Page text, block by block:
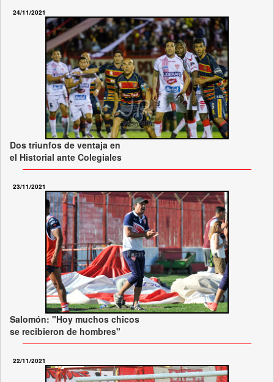
24/11/2021
Dos triunfos de ventaja en
el Historial ante Colegiales
23/11/2021
Salomón: "Hoy muchos chicos
se recibieron de hombres"
22/11/2021